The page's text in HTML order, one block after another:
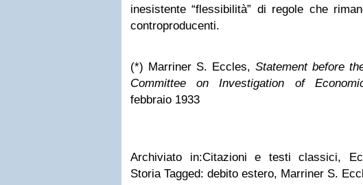
inesistente “flessibilità” di regole che
controproducenti.
(*) Marriner S. Eccles, Statement before
Committee on Investigation of
febbraio 1933
Archiviato in:Citazioni e testi classici,
Storia Tagged: debito estero, Marriner S.